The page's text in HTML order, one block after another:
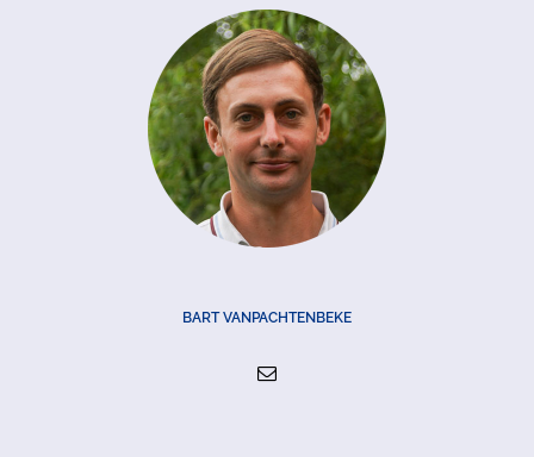
BART VANPACHTENBEKE